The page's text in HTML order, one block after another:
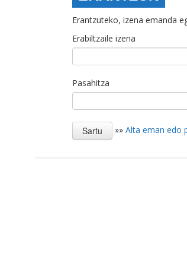
Erantzuteko, izena emanda
Erabiltzaile izena
Pasahitza
»» Alta eman edo